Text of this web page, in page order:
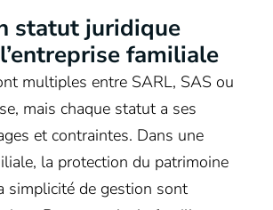
statut juridique
familiale
multiples entre SARL, SAS ou
mais chaque statut a ses
et contraintes. Dans une
la protection du patrimoine
simplicité de gestion sont